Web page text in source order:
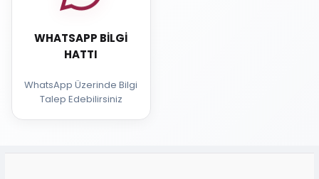
WHATSAPP BILGI
HATTI
WhatsApp Üzerinde Bilgi
Talep Edebilirsiniz